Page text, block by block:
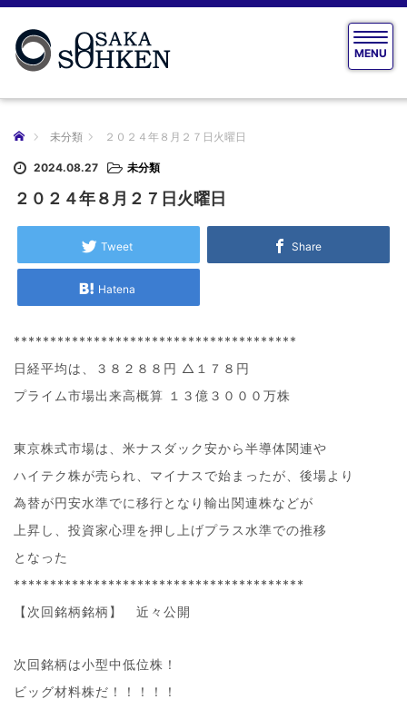
T
o
g
MENU
ホーム 未分類 ２０２４年８月２７日火曜日
2024.08.27 未分類
２０２４年８月２７日火曜日
Tweet Share
Hatena
***************************************
日経平均は、３８２８８円 △１７８円
プライム市場出来高概算 １３億３０００万株
東京株式市場は、米ナスダック安から半導体関連や
ハイテク株が売られ、マイナスで始まったが、後場より
為替が円安水準でに移行となり輸出関連株などが
上昇し、投資家心理を押し上げプラス水準での推移
となった
****************************************
【次回銘柄銘柄】 近々公開
次回銘柄は小型中低位株！
ビッグ材料株だ！！！！！